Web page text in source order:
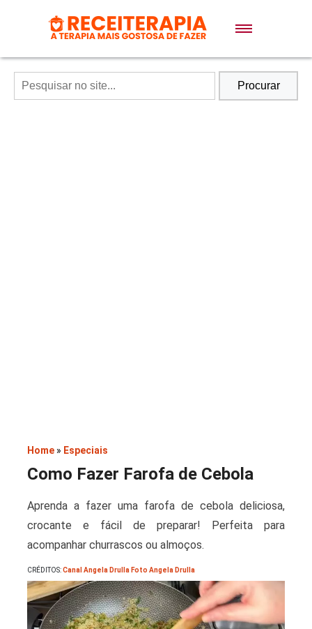
Doces e Sobremesas
Air Fryer
Procurar
Home » Especiais
Como Fazer Farofa de Cebola
Aprenda a fazer uma farofa de cebola deliciosa,
crocante e fácil de preparar! Perfeita para
acompanhar churrascos ou almoços.
CRÉDITOS:Canal Angela Drulla Foto Angela Drulla